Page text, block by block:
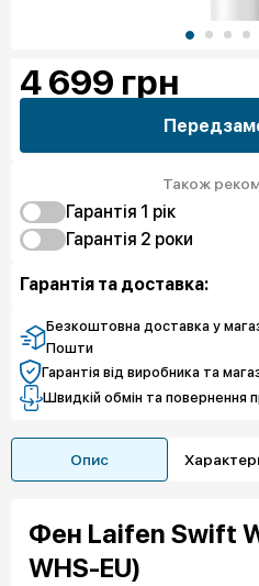
4 699 грн
Також
Гарантія 1 рiк
Чистий спокій
Гарантія 2 роки
Гарантія та доставка:
Безкоштовна доставка у
Пошти
Гарантія від виробника та
Швидкій обмін та повернення
Опис
Фен Laifen Swift
WHS-EU)